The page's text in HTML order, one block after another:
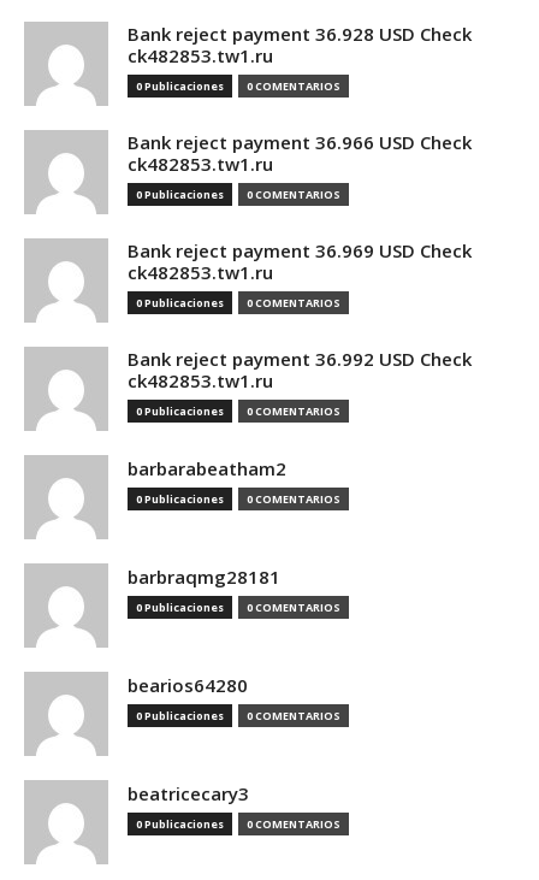
Bank reject payment 36.928 USD Check
ck482853.tw1.ru
0 Publicaciones 0 COMENTARIOS
Bank reject payment 36.966 USD Check
ck482853.tw1.ru
0 Publicaciones 0 COMENTARIOS
Bank reject payment 36.969 USD Check
ck482853.tw1.ru
0 Publicaciones 0 COMENTARIOS
Bank reject payment 36.992 USD Check
ck482853.tw1.ru
0 Publicaciones 0 COMENTARIOS
barbarabeatham2
0 Publicaciones 0 COMENTARIOS
barbraqmg28181
0 Publicaciones 0 COMENTARIOS
bearios64280
0 Publicaciones 0 COMENTARIOS
beatricecary3
0 Publicaciones 0 COMENTARIOS